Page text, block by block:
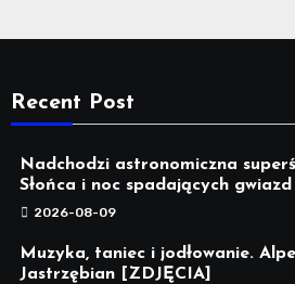
Recent Post
Nadchodzi astronomiczna
Słońca i noc spadających gwiazd
2026-08-09
Muzyka, taniec i jodłowanie.
Jastrzębian [ZDJĘCIA]